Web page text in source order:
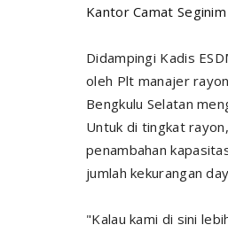
Kantor Camat
Didampingi Kadis
oleh Plt manajer
Bengkulu Selatan
Untuk di tingkat
penambahan
jumlah kekurangan
"Kalau kami di sini